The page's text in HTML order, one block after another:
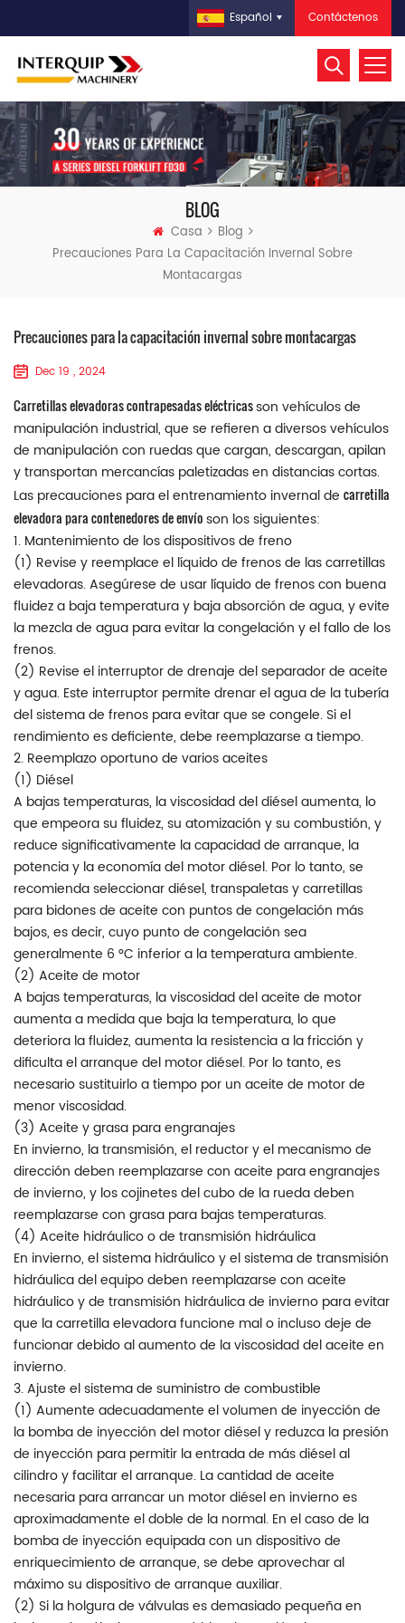
Contáctenos
Español
BLOG
Casa
Blog
Precauciones Para La Capacitación Invernal Sobre
Montacargas
Precauciones para la capacitación invernal sobre montacargas
Dec 19 , 2024
Carretillas elevadoras contrapesadas eléctricasson vehículos de
manipulación industrial, que se refieren a diversos vehículos
de manipulación con ruedas que cargan, descargan, apilan
y transportan mercancías paletizadas en distancias cortas.
Las precauciones para el entrenamiento invernal de carretilla
elevadora para contenedores de envíoson los siguientes:
1. Mantenimiento de los dispositivos de freno
(1) Revise y reemplace el líquido de frenos de las carretillas
elevadoras. Asegúrese de usar líquido de frenos con buena
fluidez a baja temperatura y baja absorción de agua, y evite
la mezcla de agua para evitar la congelación y el fallo de los
frenos.
(2) Revise el interruptor de drenaje del separador de aceite
y agua. Este interruptor permite drenar el agua de la tubería
del sistema de frenos para evitar que se congele. Si el
rendimiento es deficiente, debe reemplazarse a tiempo.
2. Reemplazo oportuno de varios aceites
(1) Diésel
A bajas temperaturas, la viscosidad del diésel aumenta, lo
que empeora su fluidez, su atomización y su combustión, y
reduce significativamente la capacidad de arranque, la
potencia y la economía del motor diésel. Por lo tanto, se
recomienda seleccionar diésel, transpaletas y carretillas
para bidones de aceite con puntos de congelación más
bajos, es decir, cuyo punto de congelación sea
generalmente 6 °C inferior a la temperatura ambiente.
(2) Aceite de motor
A bajas temperaturas, la viscosidad del aceite de motor
aumenta a medida que baja la temperatura, lo que
deteriora la fluidez, aumenta la resistencia a la fricción y
dificulta el arranque del motor diésel. Por lo tanto, es
necesario sustituirlo a tiempo por un aceite de motor de
menor viscosidad.
(3) Aceite y grasa para engranajes
En invierno, la transmisión, el reductor y el mecanismo de
dirección deben reemplazarse con aceite para engranajes
de invierno, y los cojinetes del cubo de la rueda deben
reemplazarse con grasa para bajas temperaturas.
(4) Aceite hidráulico o de transmisión hidráulica
En invierno, el sistema hidráulico y el sistema de transmisión
hidráulica del equipo deben reemplazarse con aceite
hidráulico y de transmisión hidráulica de invierno para evitar
que la carretilla elevadora funcione mal o incluso deje de
funcionar debido al aumento de la viscosidad del aceite en
invierno.
3. Ajuste el sistema de suministro de combustible
(1) Aumente adecuadamente el volumen de inyección de
la bomba de inyección del motor diésel y reduzca la presión
de inyección para permitir la entrada de más diésel al
cilindro y facilitar el arranque. La cantidad de aceite
necesaria para arrancar un motor diésel en invierno es
aproximadamente el doble de la normal. En el caso de la
bomba de inyección equipada con un dispositivo de
enriquecimiento de arranque, se debe aprovechar al
máximo su dispositivo de arranque auxiliar.
(2) Si la holgura de válvulas es demasiado pequeña en